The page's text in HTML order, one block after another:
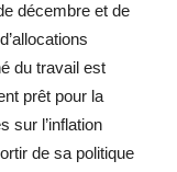
décembre et de
du travail est
prêt pour la
sur l’inflation
de sa politique